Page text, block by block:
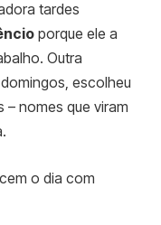
tardes
porque ele a
Outra
escolheu
– nomes que viram
o dia com